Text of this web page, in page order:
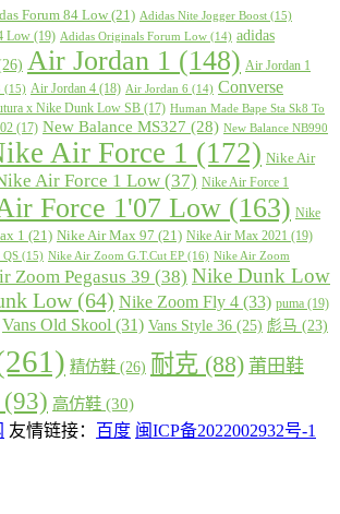
Forum 84 Low (21) Adidas Nite Jogger Boost (15)
Low (19) Adidas Originals Forum Low (14) adidas
Air Jordan 1 (148) Air Jordan 1
(15) Air Jordan 4 (18) Air Jordan 6 (14) Converse
x Nike Dunk Low SB (17) Human Made Bape Sta Sk8 To
(17) New Balance MS327 (28) New Balance NB990
Air Force 1 (172) Nike Air
Air Force 1 Low (37) Nike Air Force 1
Force 1'07 Low (163) Nike
1 (21) Nike Air Max 97 (21) Nike Air Max 2021 (19)
(15) Nike Air Zoom G.T.Cut EP (16) Nike Air Zoom
Zoom Pegasus 39 (38) Nike Dunk Low
Low(64) Nike Zoom Fly 4 (33) puma (19)
Vans Old Skool (31) Vans Style 36 (25) 彪马 (23)
精仿鞋 (26) 耐克 (88) 莆田鞋
(93) 高仿鞋 (30)
友情链接： 百度 闽ICP备2022002932号-1